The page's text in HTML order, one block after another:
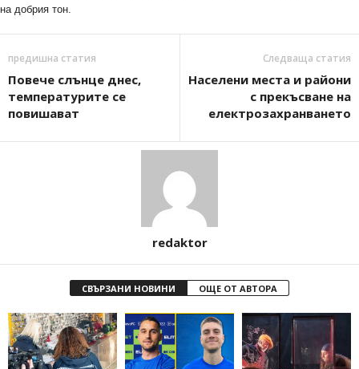
на добрия тон.
предишна статия
Повече слънце днес,
температурите се
повишават
Следваща статия
Населени места и райони
с прекъсване на
електрозахранването
redaktor
СВЪРЗАНИ НОВИНИ ОЩЕ ОТ АВТОРА